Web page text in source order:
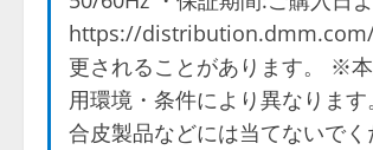
https://
更されることがあります。 ※
用環境・条件により異なりま
合皮製品などには当てないで